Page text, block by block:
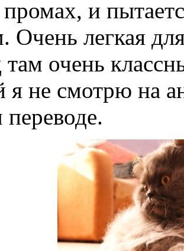
и
Очень легкая
там очень
я не смотрю на
переводе.